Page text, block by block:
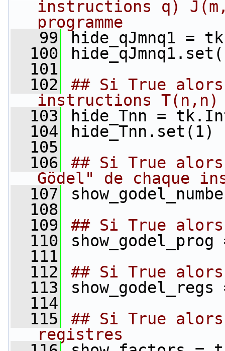
instructions q)
programme
   99
hide_qJmnq1 =
  100
  101
  102
## Si True
instructions T(n,n)
  103
hide_Tnn =
  104
hide_Tnn.set(1)
  105
  106
## Si True
Gödel" de chaque
  107
  108
  109
## Si True
  110
  111
  112
## Si True
  113
  114
  115
## Si True
registres